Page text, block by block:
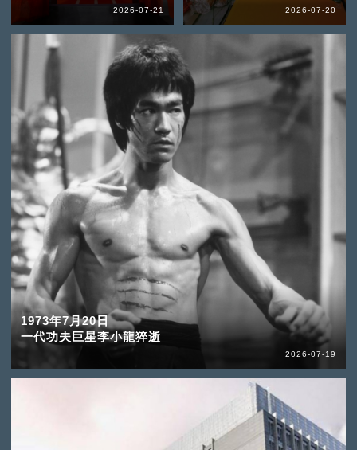
2026-07-21 2026-07-20
1973年7月20日
一代功夫巨星李小龍猝逝
2026-07-19